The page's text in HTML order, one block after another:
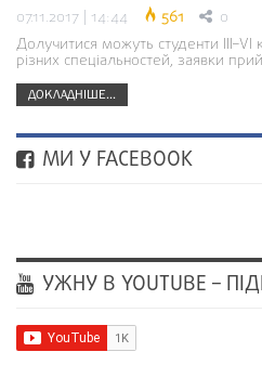
07.11.2017 | 14:44 561 0
Долучитися можуть студенти
різних спеціальностей, заявки
ДОКЛАДНІШЕ...
МИ У FACEBOOK
УЖНУ В YOUTUBE –